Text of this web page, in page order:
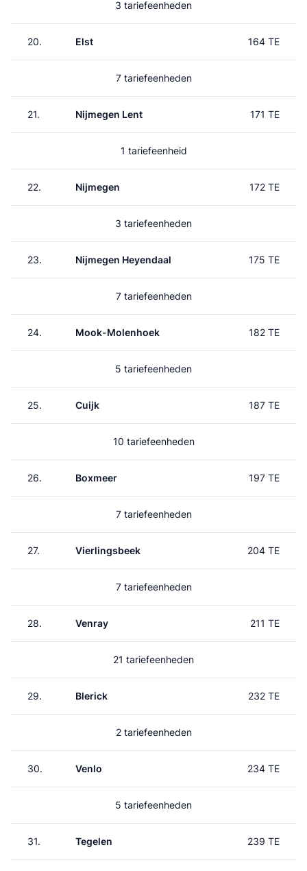
3 tariefeenheden
20. Elst 164 TE
7 tariefeenheden
21. Nijmegen Lent 171 TE
1 tariefeenheid
22. Nijmegen 172 TE
3 tariefeenheden
23. Nijmegen Heyendaal 175 TE
7 tariefeenheden
24. Mook-Molenhoek 182 TE
5 tariefeenheden
25. Cuijk 187 TE
10 tariefeenheden
26. Boxmeer 197 TE
7 tariefeenheden
27. Vierlingsbeek 204 TE
7 tariefeenheden
28. Venray 211 TE
21 tariefeenheden
29. Blerick 232 TE
2 tariefeenheden
30. Venlo 234 TE
5 tariefeenheden
31. Tegelen 239 TE